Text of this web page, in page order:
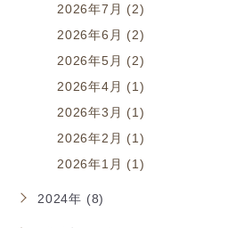
2026年7月 (2)
2026年6月 (2)
2026年5月 (2)
2026年4月 (1)
2026年3月 (1)
2026年2月 (1)
2026年1月 (1)
2024年 (8)